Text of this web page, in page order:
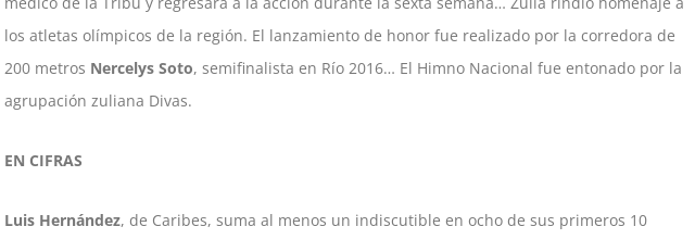
los atletas olímpicos de la región. El lanzamiento de honor fue realizado por la corredora de
200 metros Nercelys Soto, semifinalista en Río 2016… El Himno Nacional fue entonado por la
agrupación zuliana Divas.
EN CIFRAS
Luis Hernández, de Caribes, suma al menos un indiscutible en ocho de sus primeros 10